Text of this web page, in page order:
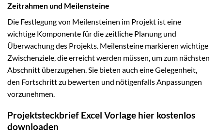
Zeitrahmen und Meilensteine
Die Festlegung von Meilensteinen im Projekt ist eine
wichtige Komponente für die zeitliche Planung und
Überwachung des Projekts. Meilensteine markieren wichtige
Zwischenziele, die erreicht werden müssen, um zum nächsten
Abschnitt überzugehen. Sie bieten auch eine Gelegenheit,
den Fortschritt zu bewerten und nötigenfalls Anpassungen
vorzunehmen.
Projektsteckbrief Excel Vorlage hier kostenlos
downloaden